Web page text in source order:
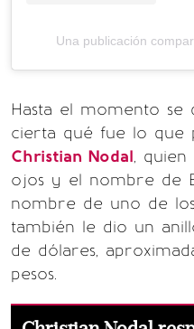
Una publicación
Hasta el momento se
cierta qué fue lo que
Christian Nodal, quien
ojos y el nombre de
nombre de uno de
también le dio un
de dólares,
pesos.